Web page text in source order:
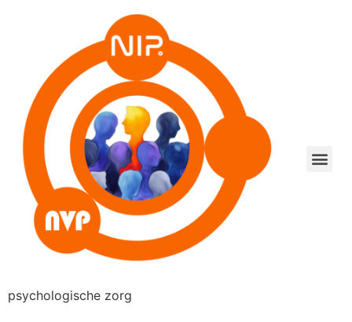
psychologische zorg